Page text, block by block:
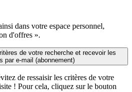
dans votre espace personnel,
d'offres ».
de votre recherche et recevoir les
par e-mail (abonnement)
de ressaisir les critères de votre
! Pour cela, cliquez sur le bouton